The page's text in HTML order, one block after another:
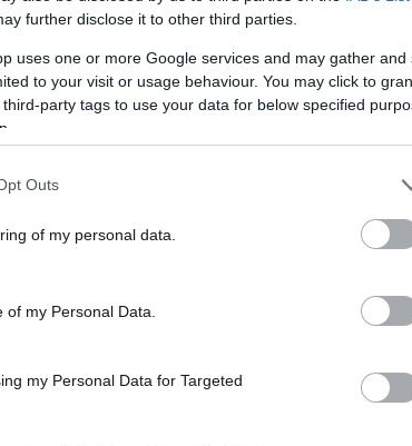
further disclose it to other third parties.
uses one or more Google services and may gather and
to your visit or usage behaviour. You may click to
party tags to use your data for below specified
Outs
of my personal data.
my Personal Data.
my Personal Data for Targeted
περίμενε, η Κατερίνη πηγαίνει
μία αποκάλυψη, που δεν είχε